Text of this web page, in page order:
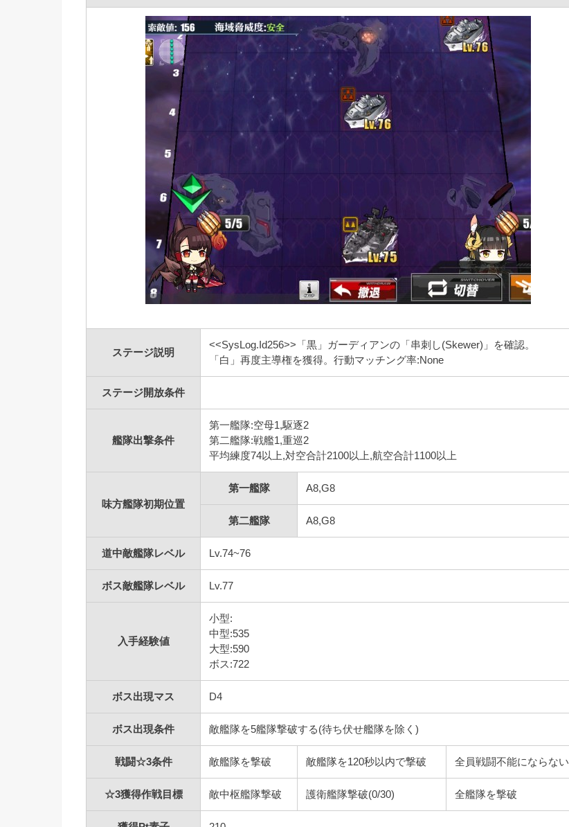
ステージ説明
<<SysLog.Id256>>「黒」ガーディアンの「串刺し(Skewer)」を確認。
「白」再度主導権を獲得。行動マッチング率:None
ステージ開放条件
艦隊出撃条件
第一艦隊:空母1,駆逐2
第二艦隊:戦艦1,重巡2
平均練度74以上,対空合計2100以上,航空合計1100以上
味方艦隊初期位置
第一艦隊 A8,G8
第二艦隊 A8,G8
道中敵艦隊レベル Lv.74~76
ボス敵艦隊レベル Lv.77
入手経験値
小型:
中型:535
大型:590
ボス:722
ボス出現マス D4
ボス出現条件 敵艦隊を5艦隊撃破する(待ち伏せ艦隊を除く)
戦闘☆3条件 敵艦隊を撃破 敵艦隊を120秒以内で撃破 全員戦闘不能にならない
☆3獲得作戦目標 敵中枢艦隊撃破 護衛艦隊撃破(0/30) 全艦隊を撃破